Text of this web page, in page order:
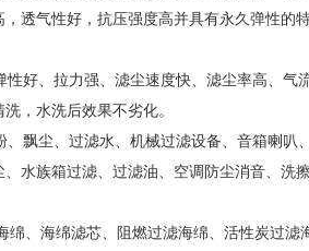
透气性好，抗压强度高并具有永久弹性的
好、拉力强、滤尘速度快、滤尘率高、气
，水洗后效果不劣化。
飘尘、过滤水、机械过滤设备、音箱喇叭
水族箱过滤、过滤油、空调防尘消音、洗
绵、海绵滤芯、阻燃过滤海绵、活性炭过滤